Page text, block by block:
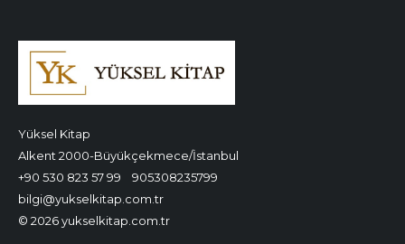
Yüksel Kitap
Alkent 2000-Büyükçekmece/İstanbul
+90 530 823 57 99
905308235799
bilgi@yukselkitap.com.tr
© 2026 yukselkitap.com.tr